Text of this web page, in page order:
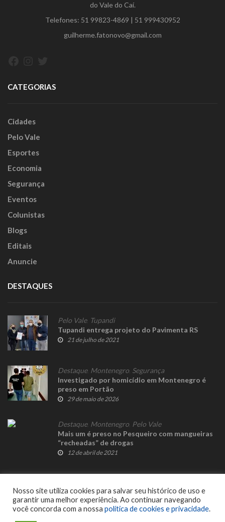
do Vale do Caí.
Telefones: 51 99823-4869 | 51 999430952
guilherme.fatonovo@gmail.com
CATEGORIAS
Cidades
Pelo Vale
Esportes
Economia
Segurança
Eventos
Colunistas
Blogs
Editais
Anuncie
DESTAQUES
Pelo Vale, Tupandi
Tupandi entrega projeto do Pavimenta RS
21 de julho de 2021
Destaque, Montenegro Segurança
Investigado por homicídio em Montenegro é
preso em Portão
29 de maio de 2026
Destaque, Montenegro Pelo Vale
Mais um é preso no Pesqueiro com mangueiras
“recheadas” de drogas
12 de abril de 2021
Nosso site utiliza cookies para salvar seu histórico de uso e
garantir uma melhor experiência. Ao continuar navegando
você concorda com a nossa política de cookies e privacidade.